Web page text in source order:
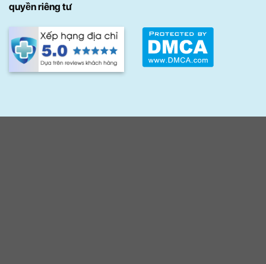
quyền riêng tư